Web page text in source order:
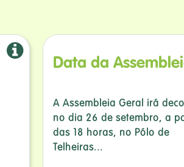
Data da
A Assembleia Geral irá
no dia 26 de setembro, a
das 18 horas, no Pólo de
Telheiras...